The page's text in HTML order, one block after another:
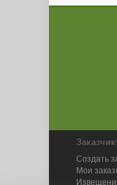
Создать
Мои